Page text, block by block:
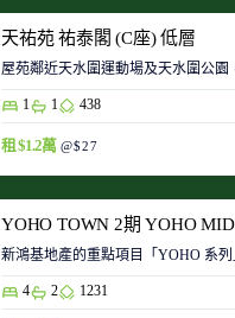
天祐苑 祐泰閣 (C座) 低層
屋苑鄰近天水圍運動場及天水圍公
1 1 438
租 $1.2萬 @$27
新鴻基地產的重點項目「YOHO 系
4 2 1231